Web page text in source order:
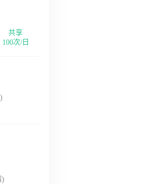
共享
100次/日
)